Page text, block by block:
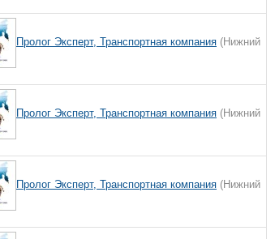
Пролог Эксперт, Транспортная компания (Нижний
Пролог Эксперт, Транспортная компания (Нижний
Пролог Эксперт, Транспортная компания (Нижний